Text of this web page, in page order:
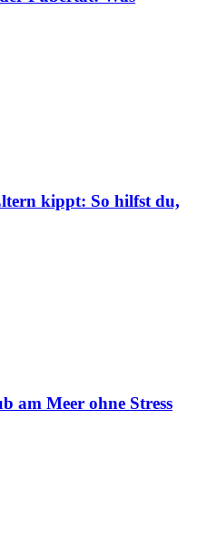
kippt: So hilfst du,
am Meer ohne Stress